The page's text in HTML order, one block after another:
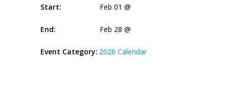
Start: Feb 01 @
End: Feb 28 @
Event Category: 2026 Calendar